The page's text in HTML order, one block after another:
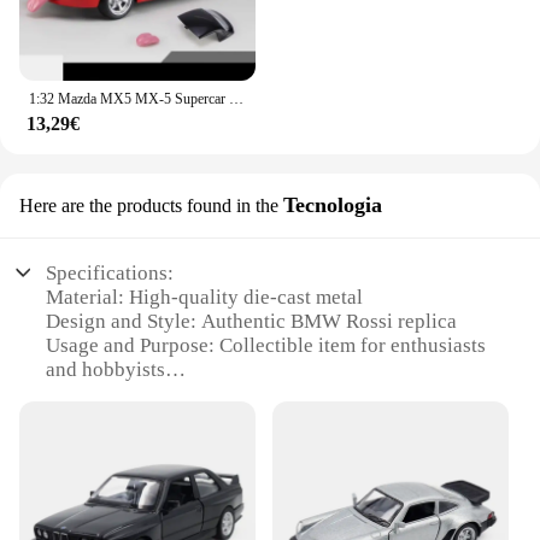
13,29€
Here are the products found in the Tecnologia
Specifications:
Material: High-quality die-cast metal
Design and Style: Authentic BMW Rossi replica
Usage and Purpose: Collectible item for enthusiasts
and hobbyists
Performance and Property: Durable and resistant to
wear